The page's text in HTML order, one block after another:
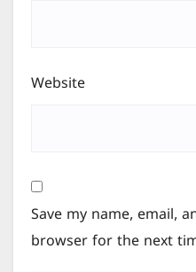
Website
Save my name, email,
browser for the next